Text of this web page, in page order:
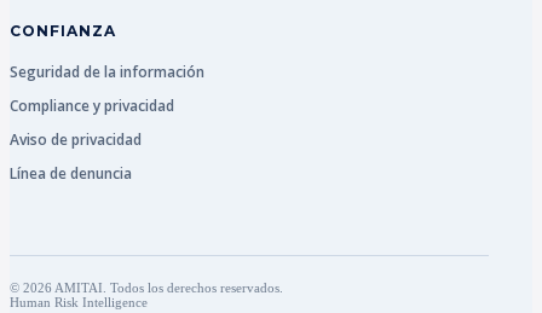
CONFIANZA
Seguridad de la información
Compliance y privacidad
Aviso de privacidad
Línea de denuncia
© 2026 AMITAI. Todos los derechos reservados.
Human Risk Intelligence